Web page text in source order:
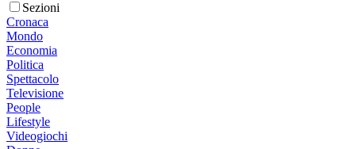
Sezioni
Cronaca
Mondo
Economia
Politica
Spettacolo
Televisione
People
Lifestyle
Videogiochi